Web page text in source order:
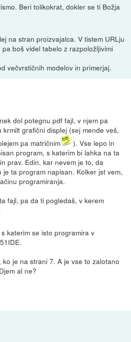
Beri tolikokrat, dokler se ti Božja
na stran proizvajalca. V tistem URLju
boš videl tabelo z razpoložljivimi
večvrstičnih modelov in primerjaj.
dol potegnu pdf fajl, v njem pa
grafični displej (sej mende veš,
pa matričnim
). Vse lepo in
program, s katerim bi lahka na ta
prav. Edin, kar nevem je to, da
ta program napisan. Kolker jst vem,
programiranja.
fajl, pa da ti pogledaš, v kerem
katerim se isto programira v
ko je na strani 7. A je vse to zalotano
al ne?